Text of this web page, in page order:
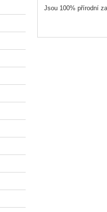
Jsou 100% přírodní